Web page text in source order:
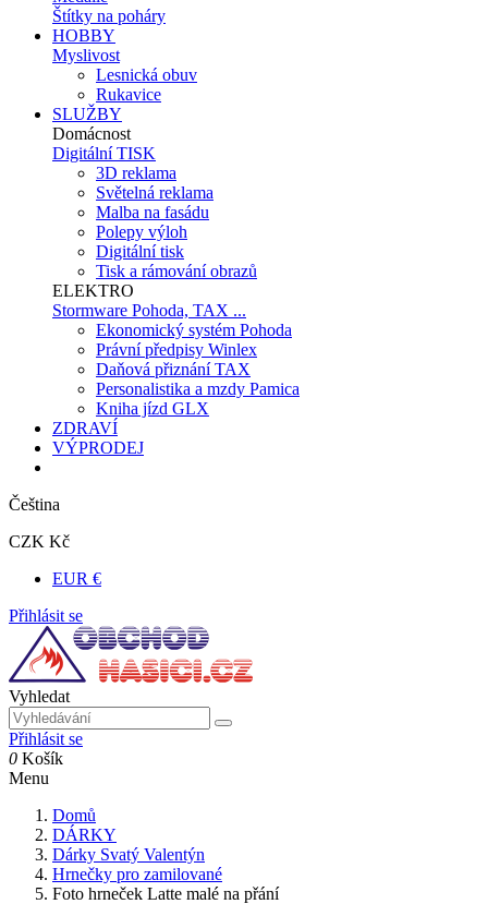
Štítky na poháry
HOBBY
Myslivost
Lesnická obuv
Rukavice
SLUŽBY
Domácnost
Digitální TISK
3D reklama
Světelná reklama
Malba na fasádu
Polepy výloh
Digitální tisk
Tisk a rámování obrazů
ELEKTRO
Stormware Pohoda, TAX ...
Ekonomický systém Pohoda
Právní předpisy Winlex
Daňová přiznání TAX
Personalistika a mzdy Pamica
Kniha jízd GLX
ZDRAVÍ
VÝPRODEJ
Čeština
CZK Kč
EUR €
Přihlásit se
Vyhledat
Přihlásit se
0 Košík
Menu
Domů
DÁRKY
Dárky Svatý Valentýn
Hrnečky pro zamilované
Foto hrneček Latte malé na přání